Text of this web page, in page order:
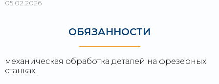
05.02.2026
ОБЯЗАННОСТИ
механическая обработка деталей на фрезерных
станках.